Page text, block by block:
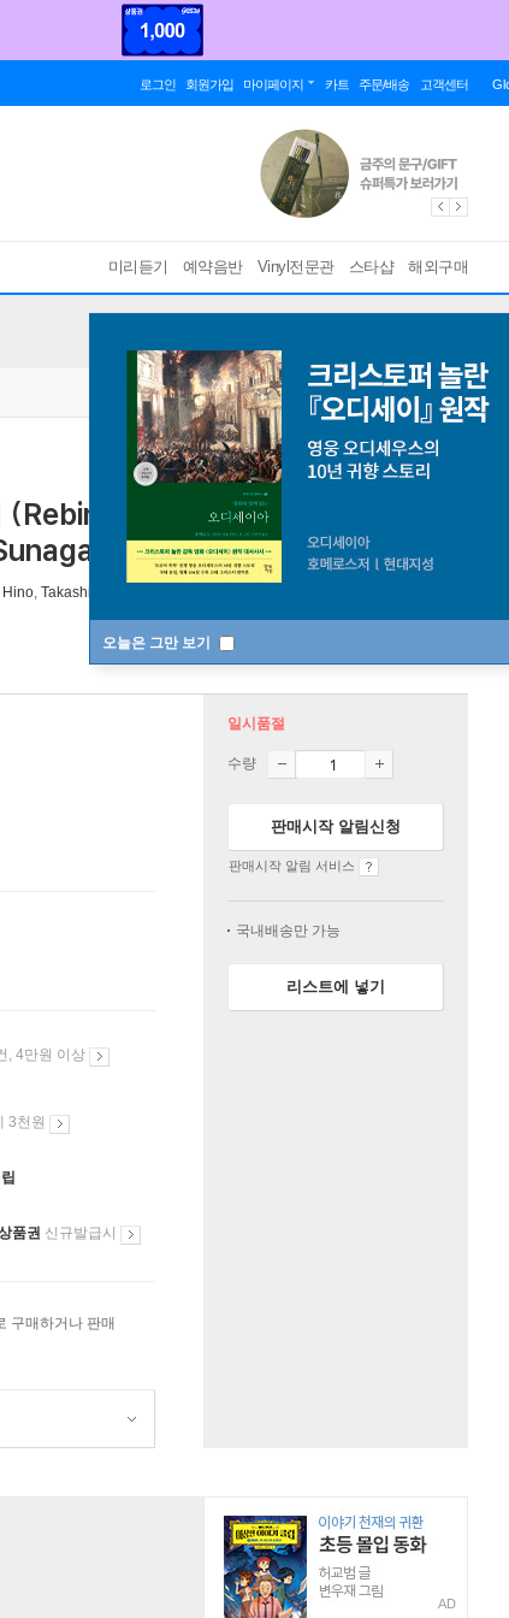
로그인 회원가입 마이페이지 카트 주문/배송 고객센터
미리듣기 예약음반 Vinyl전문관 스타샵 해외구매
오늘은 그만 보기
(Rebirth of "TBM" The Japanese
[ 2CD ]
Hino, Takashi Mizuhashi
, 4만원 이상
3천원
품권 신규발급시
구매하거나 판매
일시품절
수량
판매시작 알림신청
판매시작 알림 서비스
국내배송만 가능
리스트에 넣기
AD